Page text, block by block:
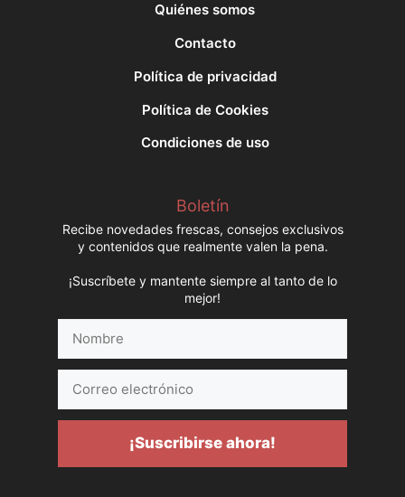
Quiénes somos
Contacto
Política de privacidad
Política de Cookies
Condiciones de uso
Boletín
Recibe novedades frescas, consejos exclusivos
y contenidos que realmente valen la pena.
¡Suscríbete y mantente siempre al tanto de lo
mejor!
electrónico
¡Suscribirse ahora!